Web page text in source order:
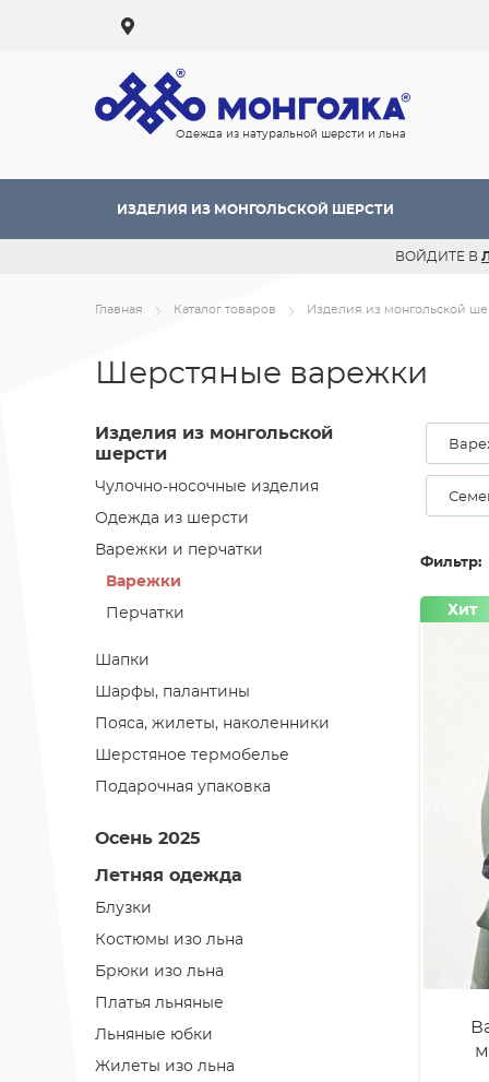
Одежда из натуральной шерсти и льна
ИЗДЕЛИЯ ИЗ МОНГОЛЬСКОЙ ШЕРСТИ
ВОЙДИТЕ В
Главная Каталог товаров Изделия из монгольской
Шерстяные варежки
Изделия из монгольской
шерсти
Чулочно-носочные изделия
Одежда из шерсти
Варежки и перчатки
Варежки
Перчатки
Шапки
Шарфы, палантины
Пояса, жилеты, наколенники
Шерстяное термобелье
Подарочная упаковка
Осень 2025
Летняя одежда
Блузки
Костюмы изо льна
Брюки изо льна
Платья льняные
Льняные юбки
Жилеты изо льна
Фильтр:
Хит